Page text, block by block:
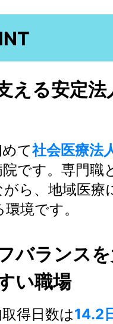
える安定法
て社会医療法
です。専門職
ら、地域医療
境です。
バランス
い職場
得日数は14.2